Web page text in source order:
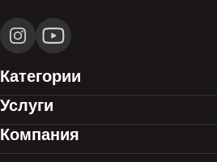
Категории
Услуги
Компания